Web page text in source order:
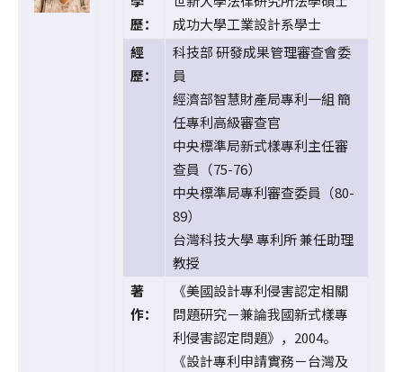
歷：
成功大學工業設計系學士
經
歷：
科技部 研發成果管理審查會委
員
經濟部智慧財產局專利一組 簡
任專利高級審查官
中央標準局新式樣專利主任審
查員（75-76）
中央標準局專利審查委員（80-
89）
台灣科技大學 專利所 兼任助理
教授
著
作：
《美國設計專利侵害認定相關
問題研究－兼論我國新式樣專
利侵害認定問題》，2004。
《設計專利申請實務－台灣及